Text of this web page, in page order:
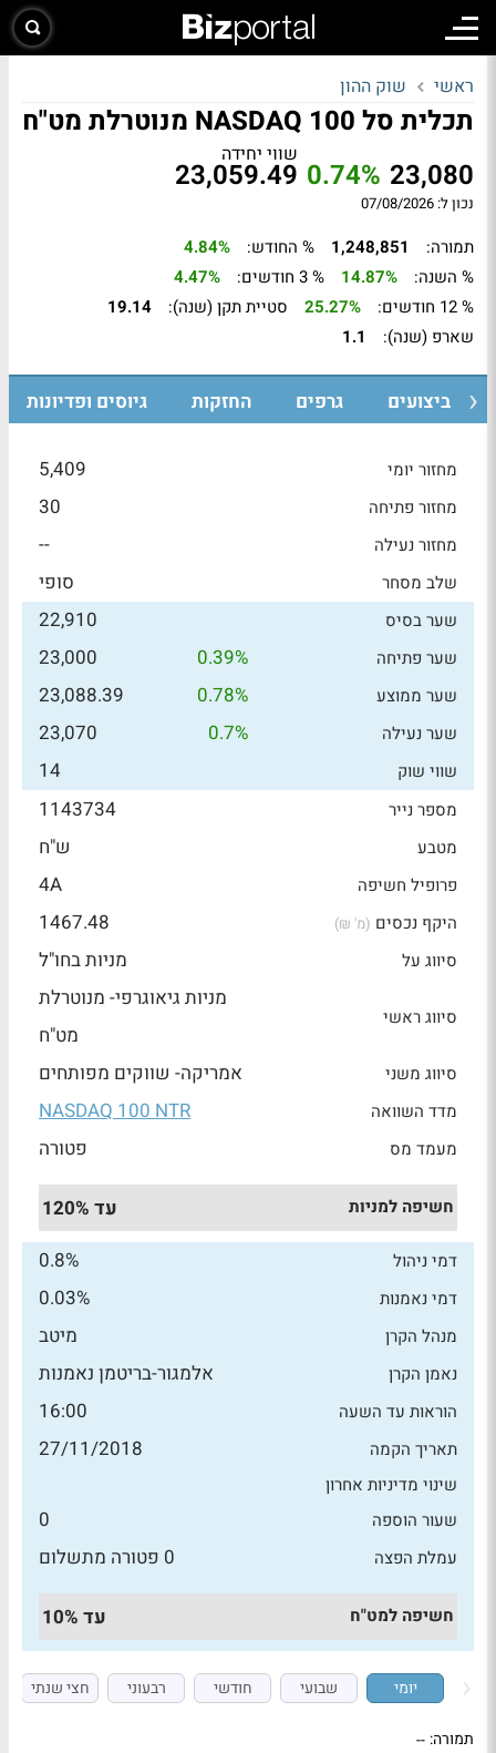
ראשי שוק ההון
תכלית סל NASDAQ 100 מנוטרלת מט"ח
23,080
0.74%
שווי יחידה
23,059.49
נכון ל: 07/08/2026
תמורה: 1,248,851 % החודש:
4.84%
% השנה:
14.87% % 3 חודשים:
4.47%
% 12 חודשים:
25.27% סטיית תקן (שנה):
19.14
שארפ (שנה):
1.1
ביצועים גרפים החזקות גיוסים ופדיונות
מחזור יומי 5,409
מחזור פתיחה 30
מחזור נעילה --
שלב מסחר סופי
שער בסיס 22,910
שער פתיחה 0.39%
23,000
שער ממוצע 0.78%
23,088.39
שער נעילה 0.7%
23,070
שווי שוק 14
מספר נייר 1143734
מטבע ש"ח
פרופיל חשיפה 4A
היקף נכסים (מ' ₪) 1467.48
סיווג על מניות בחו"ל
סיווג ראשי
מניות גיאוגרפי- מנוטרלת
מט"ח
סיווג משני אמריקה- שווקים מפותחים
מדד השוואה NASDAQ 100 NTR
מעמד מס פטורה
חשיפה למניות עד 120%
דמי ניהול 0.8%
דמי נאמנות 0.03%
מנהל הקרן מיטב
נאמן הקרן אלמגור-בריטמן נאמנות
הוראות עד השעה 16:00
תאריך הקמה 27/11/2018
שינוי מדיניות אחרון
שעור הוספה
0
עמלת הפצה 0 פטורה מתשלום
חשיפה למט"ח עד 10%
יומי שבועי חודשי רבעוני חצי שנתי
תמורה: --